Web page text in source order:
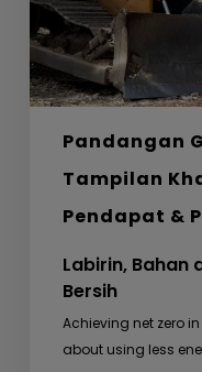
Pandangan
Tampilan
Pendapat &
Labirin, Bahan
Bersih
Achieving net zero
about using less